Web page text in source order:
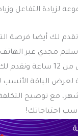
لزيادة التفاعل
لك أيضا فرصة
مجدي عبر الهاتف
هنرد عليك في أقل من 12
لعرض الباقة الأنسب
خلال 3 أشهر، مع توضيح
احتياجاتك!